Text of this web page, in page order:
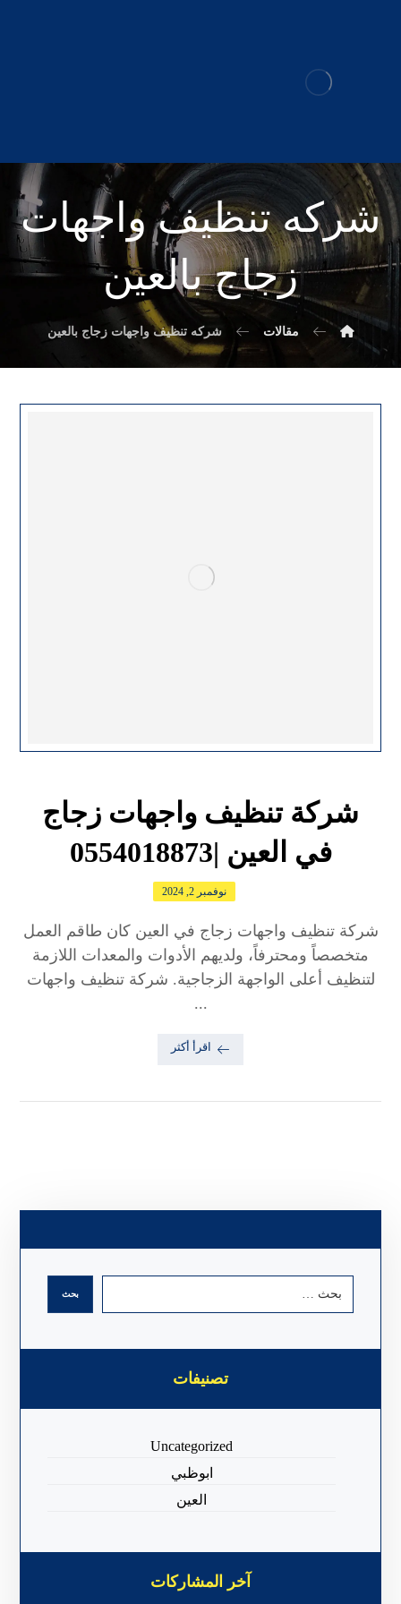
شركه تنظيف واجهات
زجاج بالعين
مقالات شركه تنظيف واجهات زجاج بالعين
شركة تنظيف واجهات زجاج
في العين |0554018873
نوفمبر 2, 2024
شركة تنظيف واجهات زجاج في العين كان طاقم العمل
متخصصاً ومحترفاً، ولديهم الأدوات والمعدات اللازمة
لتنظيف أعلى الواجهة الزجاجية. شركة تنظيف واجهات
...
اقرأ أكثر
تصنيفات
Uncategorized
ابوظبي
العين
آخر المشاركات